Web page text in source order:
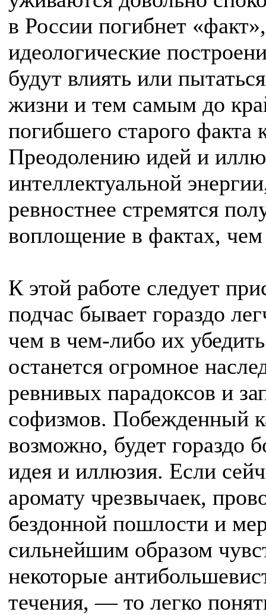
в России погибнет
идеологические
будут влиять или
жизни и тем самым до
погибшего старого
Преодолению идей и
интеллектуальной
ревностнее стремятся
воплощение в фактах,
К этой работе следует
подчас бывает гораздо
чем в чем-либо их
останется огромное
ревнивых парадоксов и
софизмов. Побежденный
возможно, будет гораздо
идея и иллюзия. Если
аромату чрезвычаек,
бездонной пошлости и
сильнейшим образом
некоторые
течения, — то легко